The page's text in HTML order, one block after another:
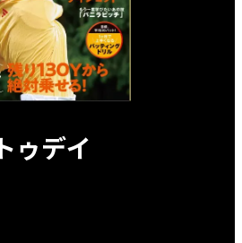
ゥデイ